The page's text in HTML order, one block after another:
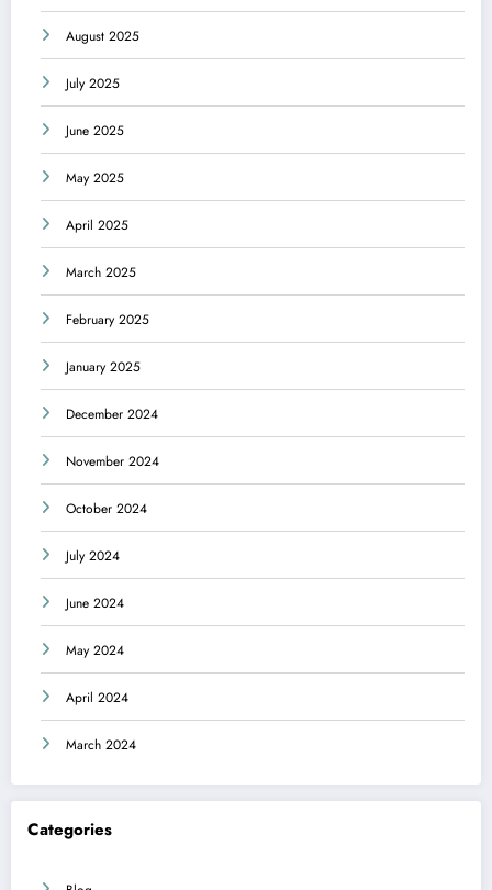
August 2025
July 2025
June 2025
May 2025
April 2025
March 2025
February 2025
January 2025
December 2024
November 2024
October 2024
July 2024
June 2024
May 2024
April 2024
March 2024
Categories